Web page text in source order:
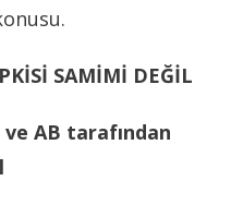
SAMİMİ DEĞİL
AB tarafından